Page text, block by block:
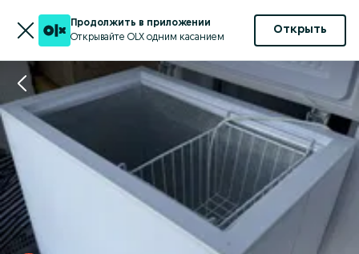
Продолжить в приложении
Открывайте OLX одним касанием
Открыть